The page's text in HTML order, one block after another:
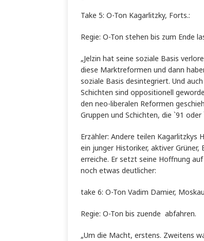
Take 5: O-Ton Kagarlitzky, Forts.:
Regie: O-Ton stehen bis zum Ende
„Jelzin hat seine soziale Basis
diese Marktreformen und dann
soziale Basis desintegriert. Und
Schichten sind oppositionell
den neo-liberalen Reformen
Gruppen und Schichten, die `91
Erzähler: Andere teilen
ein junger Historiker, aktiver
erreiche. Er setzt seine Hoffnung
noch etwas deutlicher:
take 6: O-Ton Vadim Damier,
Regie: O-Ton bis zuende abfahren.
„Um die Macht, erstens. Zweitens